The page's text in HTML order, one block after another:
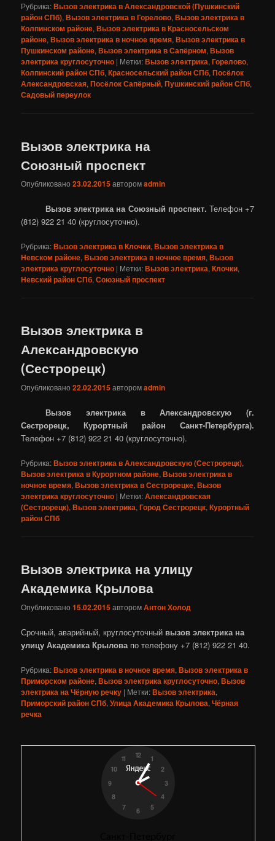
Рубрика:Вызов электрика в Александровской (Пушкинский
район СПб),Вызов электрика в Горелово,Вызов электрика в
Колпинском районе,Вызов электрика в Красносельском
районе,Вызов электрика в ночное время,Вызов электрика в
Пушкинском районе,Вызов электрика в Сапёрном,Вызов
электрика круглосуточно | Метки:Вызов электрика,Горелово,
Колпинский район СПб,Красносельский район СПб,Посёлок
Александровская,Посёлок Сапёрный,Пушкинский район СПб,
Садовый переулок
Вызов электрика на
Союзный проспект
Опубликовано23.02.2015авторомadmin
Вызов электрика на Союзный проспект. Телефон +7
(812) 922 21 40 (круглосуточно).
Рубрика:Вызов электрика в Клочки,Вызов электрика в
Невском районе,Вызов электрика в ночное время,Вызов
электрика круглосуточно | Метки:Вызов электрика,Клочки,
Невский район СПб,Союзный проспект
Вызов электрика в
Александровскую
(Сестрорецк)
Опубликовано22.02.2015авторомadmin
Вызов электрика в Александровскую (г.
Сестрорецк, Курортный район Санкт-Петербурга).
Телефон +7 (812) 922 21 40 (круглосуточно).
Рубрика:Вызов электрика в Александровскую (Сестрорецк),
Вызов электрика в Курортном районе,Вызов электрика в
ночное время,Вызов электрика в Сестрорецке,Вызов
электрика круглосуточно | Метки:Александровская
(Сестрорецк),Вызов электрика,Город Сестрорецк,Курортный
район СПб
Вызов электрика на улицу
Академика Крылова
Опубликовано15.02.2015авторомАнтон Холод
Срочный, аварийный, круглосуточный вызов электрика на
улицу Академика Крылова по телефону +7 (812) 922 21 40.
Рубрика:Вызов электрика в ночное время,Вызов электрика в
Приморском районе,Вызов электрика круглосуточно,Вызов
электрика на Чёрную речку | Метки:Вызов электрика,
Приморский район СПб,Улица Академика Крылова,Чёрная
речка